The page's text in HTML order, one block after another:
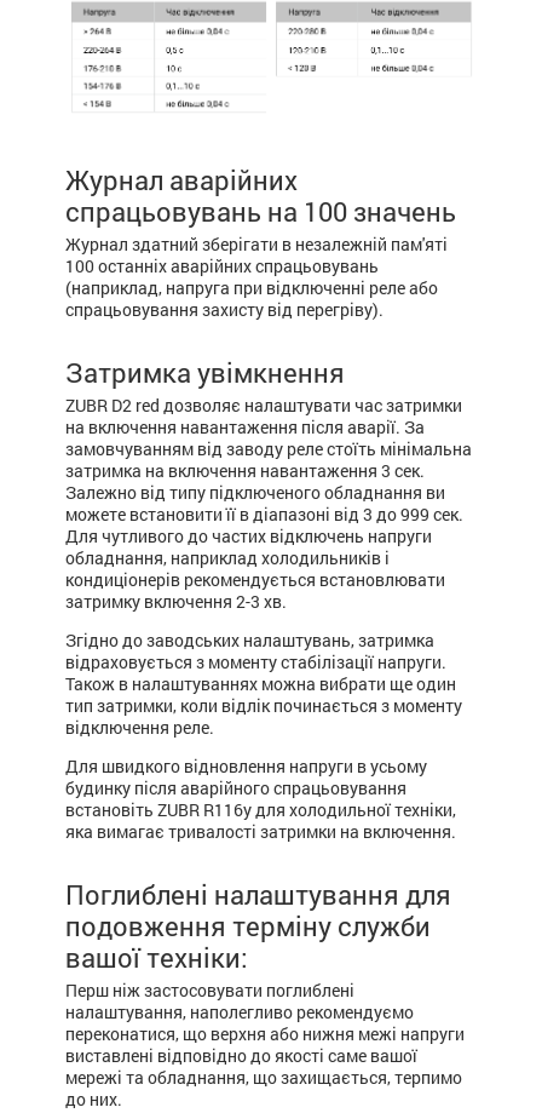
Журнал аварійних
спрацьовувань на 100 значень
Журнал здатний зберігати в незалежній пам'яті
100 останніх аварійних спрацьовувань
(наприклад, напруга при відключенні реле або
спрацьовування захисту від перегріву).
Затримка увімкнення
ZUBR D2 red дозволяє налаштувати час затримки
на включення навантаження після аварії. За
замовчуванням від заводу реле стоїть мінімальна
затримка на включення навантаження 3 сек.
Залежно від типу підключеного обладнання ви
можете встановити її в діапазоні від 3 до 999 сек.
Для чутливого до частих відключень напруги
обладнання, наприклад холодильників і
кондиціонерів рекомендується встановлювати
затримку включення 2-3 хв.
Згідно до заводських налаштувань, затримка
відраховується з моменту стабілізації напруги.
Також в налаштуваннях можна вибрати ще один
тип затримки, коли відлік починається з моменту
відключення реле.
Для швидкого відновлення напруги в усьому
будинку після аварійного спрацьовування
встановіть ZUBR R116y для холодильної техніки,
яка вимагає тривалості затримки на включення.
Поглиблені налаштування для
подовження терміну служби
вашої техніки:
Перш ніж застосовувати поглиблені
налаштування, наполегливо рекомендуємо
переконатися, що верхня або нижня межі напруги
виставлені відповідно до якості саме вашої
мережі та обладнання, що захищається, терпимо
до них.